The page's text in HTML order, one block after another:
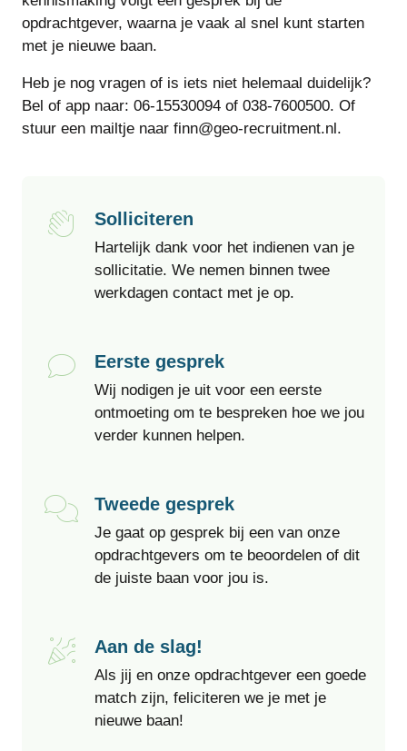
opdrachtgever, waarna je vaak al snel kunt starten
met je nieuwe baan.
Heb je nog vragen of is iets niet helemaal duidelijk?
Bel of app naar: 06-15530094 of 038-7600500. Of
stuur een mailtje naar finn@geo-recruitment.nl.
Solliciteren
Hartelijk dank voor het indienen van je
sollicitatie. We nemen binnen twee
werkdagen contact met je op.
Eerste gesprek
Wij nodigen je uit voor een eerste
ontmoeting om te bespreken hoe we jou
verder kunnen helpen.
Tweede gesprek
Je gaat op gesprek bij een van onze
opdrachtgevers om te beoordelen of dit
de juiste baan voor jou is.
Aan de slag!
Als jij en onze opdrachtgever een goede
match zijn, feliciteren we je met je
nieuwe baan!